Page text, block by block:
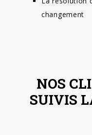
changement
NOS
SUIVIS